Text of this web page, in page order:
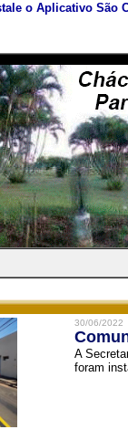
o Aplicativo São
30/06/2022
A
foram